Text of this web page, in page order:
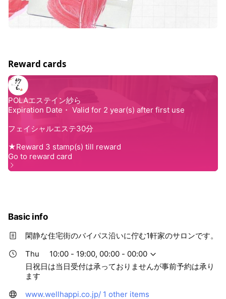
Reward cards
Basic info
閑静な住宅街のバイパス沿いに佇む1軒家のサロンです。
Thu
10:00 - 19:00, 00:00 - 00:00
日祝日は当日受付は承っておりませんが事前予約は承り
ます
www.wellhappi.co.jp/ 1 other items